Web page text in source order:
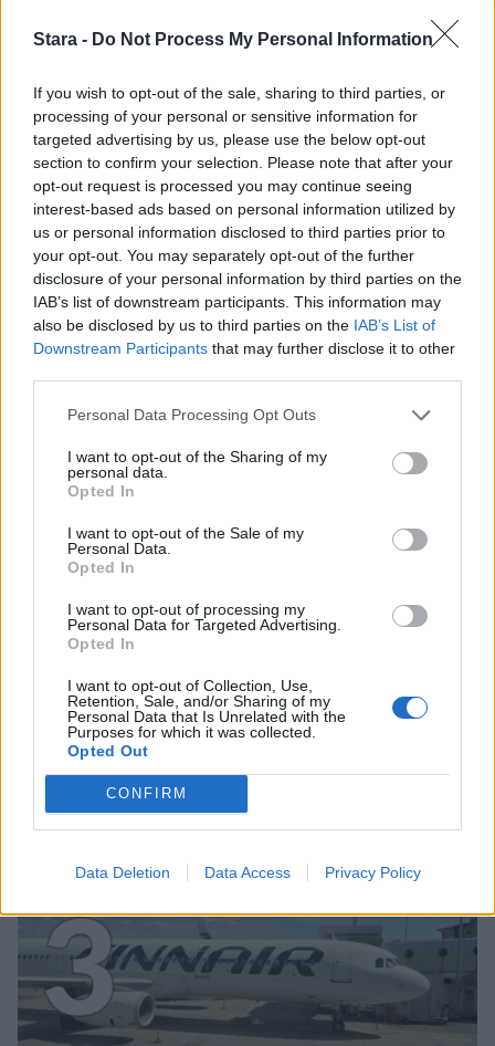
Stara - Do Not Process My Personal Information
If you wish to opt-out of the sale, sharing to third parties, or
processing of your personal or sensitive information for
targeted advertising by us, please use the below opt-out
section to confirm your selection. Please note that after your
opt-out request is processed you may continue seeing
interest-based ads based on personal information utilized by
us or personal information disclosed to third parties prior to
your opt-out. You may separately opt-out of the further
disclosure of your personal information by third parties on the
IAB’s list of downstream participants. This information may
also be disclosed by us to third parties on the IAB’s List of
Downstream Participants that may further disclose it to other
Personal Data Processing Opt Outs
I want to opt-out of the Sharing of my
personal data.
Opted In
I want to opt-out of the Sale of my
Personal Data.
Opted In
I want to opt-out of processing my
Personal Data for Targeted Advertising.
Opted In
I want to opt-out of Collection, Use,
Retention, Sale, and/or Sharing of my
Personal Data that Is Unrelated with the
Purposes for which it was collected.
Opted Out
CONFIRM
Data Deletion Data Access Privacy Policy
Staran luetuimmat
1
UUTISET
Leskeneläke ei kuulu kaikille –
ikärajasta
2
VIIHDEUUTISET
Sääennuste ulottuu nyt
marraskuulle – tältä näyttää
syksyn sää
3